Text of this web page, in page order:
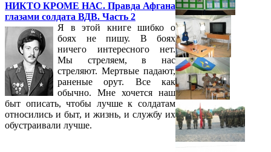
НИКТО КРОМЕ НАС. Правда Афгана
глазами солдата ВДВ. Часть 2
Я в этой книге шибко о
боях не пишу. В боях
ничего интересного нет.
Мы стреляем, в нас
стреляют. Мертвые падают,
раненые орут. Все как
обычно. Мне хочется наш
быт описать, чтобы лучше к солдатам
относились и быт, и жизнь, и службу их
обустраивали лучше.